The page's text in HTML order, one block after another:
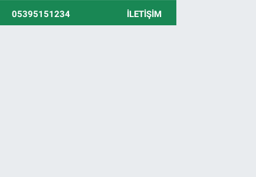
05395151234 İLETIŞIM